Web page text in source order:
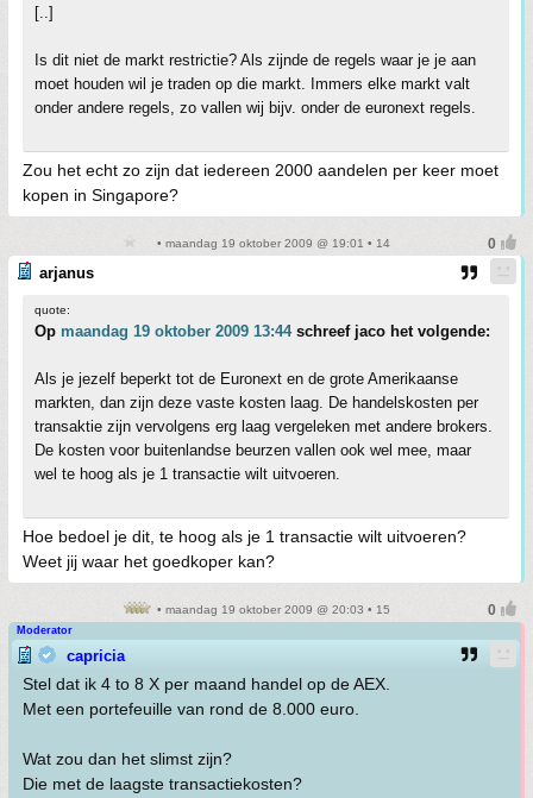
[..]
Is dit niet de markt restrictie? Als zijnde de regels waar je je aan
moet houden wil je traden op die markt. Immers elke markt valt
onder andere regels, zo vallen wij bijv. onder de euronext regels.
Zou het echt zo zijn dat iedereen 2000 aandelen per keer moet
kopen in Singapore?
• maandag 19 oktober 2009 @ 19:01 • 14
arjanus
quote:
Op maandag 19 oktober 2009 13:44schreef jaco het volgende:
Als je jezelf beperkt tot de Euronext en de grote Amerikaanse
markten, dan zijn deze vaste kosten laag. De handelskosten per
transaktie zijn vervolgens erg laag vergeleken met andere brokers.
De kosten voor buitenlandse beurzen vallen ook wel mee, maar
wel te hoog als je 1 transactie wilt uitvoeren.
Hoe bedoel je dit, te hoog als je 1 transactie wilt uitvoeren?
Weet jij waar het goedkoper kan?
• maandag 19 oktober 2009 @ 20:03 • 15
Moderator
capricia
Stel dat ik 4 to 8 X per maand handel op de AEX.
Met een portefeuille van rond de 8.000 euro.
Wat zou dan het slimst zijn?
Die met de laagste transactiekosten?